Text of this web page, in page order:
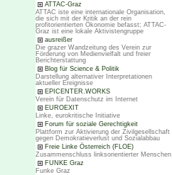
ATTAC-Graz
ATTAC iste eine internationale Organisation,
die sich mit der Kritik an der rein
profitorientierten Ökonomie befasst; ATTAC-
Graz ist eine lokale Aktivistengruppe
ausreißer
Die grazer Wandzeitung des Verein zur
Förderung von Medienvielfalt und freier
Berichterstattung
Blog für Science & Politik
Darstellung alternativer Interpretationen
aktueller Ereignisse
EPICENTER.WORKS
Verein für Datenschutz im Internet
EUROEXIT
Linke, eurokritische Initiative
Forum für soziale Gerechtigkeit
Plattform zur Aktivierung der Zivilgesellschaft
gegen Demokratieverlust und Sozialabbau
Freie Linke Österreich (FLOE)
Zusammenschluss linksorientierter Menschen
FUNKE Graz
Funke Graz